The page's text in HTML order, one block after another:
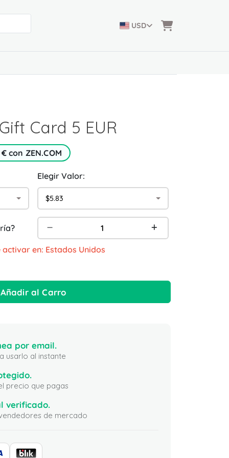
USD
Card 5 EUR
con ZEN.COM
Elegir Valor:
$5.83
en: Estados Unidos
Añadir al Carro
por email.
usarlo al instante
precio que pagas
verificado.
de mercado